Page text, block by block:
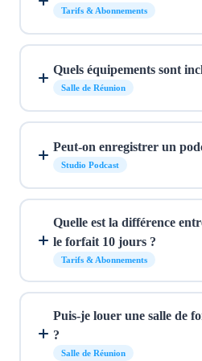
Tarifs & Abonnements
Quels équipements sont
Salle de Réunion
Peut-on enregistrer un
Studio Podcast
Quelle est la différence
le forfait 10 jours ?
Tarifs & Abonnements
Puis-je louer une salle de
?
Salle de Réunion